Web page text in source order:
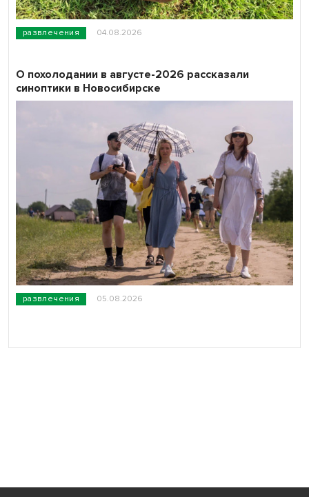
развлечения 04.08.2026
развлечения 05.08.2026
О похолодании в августе-2026 рассказали
синоптики в Новосибирске